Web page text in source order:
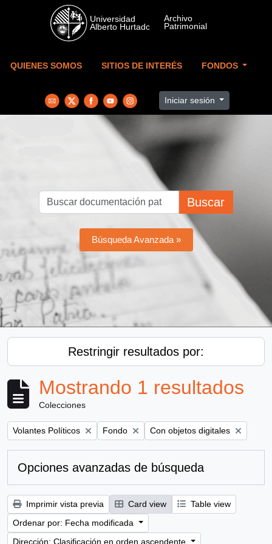
Skip to main content
QUIENES SOMOS SITIOS DE INTERÉS FONDOS
Iniciar sesión
Buscar
Búsqueda Avanzada »
Restringir resultados por:
Mostrando 1 resultados
Colecciones
Remove filter:
Volantes Políticos Remove filter:
Fondo Remove filter:
Con objetos digitales
Opciones avanzadas de búsqueda
Imprimir vista previa Card view
Table view
Ordenar por: Fecha modificada
Dirección: Clasificación en orden ascendente